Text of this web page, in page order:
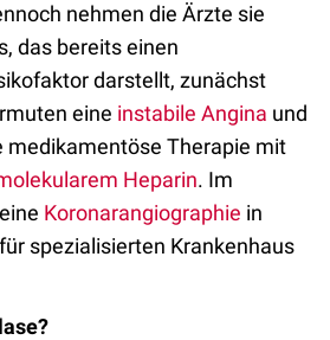
nehmen die Ärzte sie
das bereits einen
darstellt, zunächst
eine instabile Angina und
medikamentöse Therapie mit
Heparin. Im
Koronarangiographie in
spezialisierten Krankenhaus